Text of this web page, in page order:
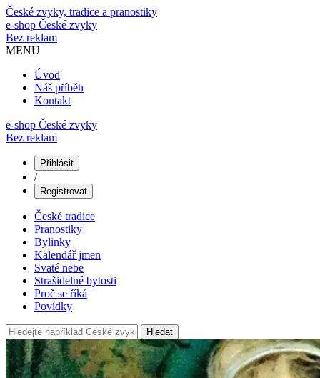
České zvyky, tradice a pranostiky
e-shop České zvyky
Bez reklam
MENU
Úvod
Náš příběh
Kontakt
e-shop České zvyky
Bez reklam
Přihlásit
/
Registrovat
České tradice
Pranostiky
Bylinky
Kalendář jmen
Svaté nebe
Strašidelné bytosti
Proč se říká
Povídky
Hledat